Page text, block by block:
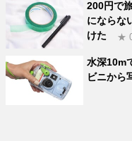
200円で
にならな
けた
★
水深10m
ビニから